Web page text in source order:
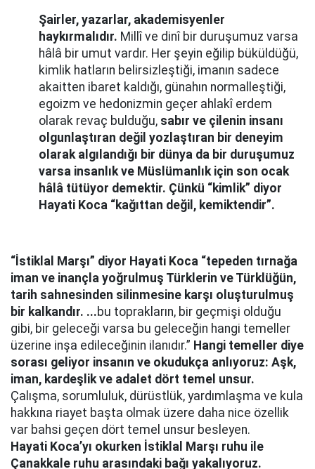
Şairler, yazarlar, akademisyenler
haykırmalıdır. Millî ve dinî bir duruşumuz varsa
hâlâ bir umut vardır. Her şeyin eğilip büküldüğü,
kimlik hatların belirsizleştiği, imanın sadece
akaitten ibaret kaldığı, günahın normalleştiği,
egoizm ve hedonizmin geçer ahlakî erdem
olarak revaç bulduğu, sabır ve çilenin insanı
olgunlaştıran değil yozlaştıran bir deneyim
olarak algılandığı bir dünya da bir duruşumuz
varsa insanlık ve Müslümanlık için son ocak
hâlâ tütüyor demektir. Çünkü “kimlik” diyor
Hayati Koca “kağıttan değil, kemiktendir”.
“İstiklal Marşı” diyor Hayati Koca “tepeden tırnağa
iman ve inançla yoğrulmuş Türklerin ve Türklüğün,
tarih sahnesinden silinmesine karşı oluşturulmuş
bir kalkandır. ...bu toprakların, bir geçmişi olduğu
gibi, bir geleceği varsa bu geleceğin hangi temeller
üzerine inşa edileceğinin ilanıdır.” Hangi temeller diye
sorası geliyor insanın ve okudukça anlıyoruz: Aşk,
iman, kardeşlik ve adalet dört temel unsur.
Çalışma, sorumluluk, dürüstlük, yardımlaşma ve kula
hakkına riayet başta olmak üzere daha nice özellik
var bahsi geçen dört temel unsur besleyen.
Hayati Koca’yı okurken İstiklal Marşı ruhu ile
Çanakkale ruhu arasındaki bağı yakalıyoruz.